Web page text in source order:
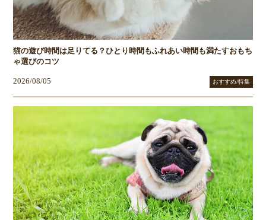
猫の遊び時間は足りてる？ひとり時間もふれあい時間も満たすおもち
ゃ選びのコツ
2026/08/05 おすすめ/特集